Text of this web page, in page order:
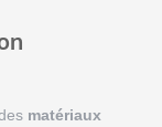
matériaux